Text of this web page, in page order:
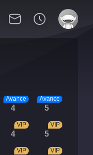
4
Avance
5
Avance
4
VIP
5
VIP
VIP VIP